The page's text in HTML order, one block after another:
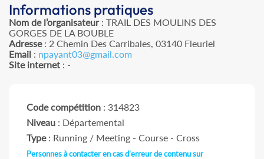
Informations pratiques
Nom de l’organisateur: TRAIL DES MOULINS DES
GORGES DE LA BOUBLE
Adresse: 2 Chemin Des Carribales, 03140 Fleuriel
Email : npayant03@gmail.com
Site internet : -
Code compétition : 314823
Niveau : Départemental
Type: Running / Meeting - Course - Cross
Personnes à contacter en cas d'erreur de contenu sur